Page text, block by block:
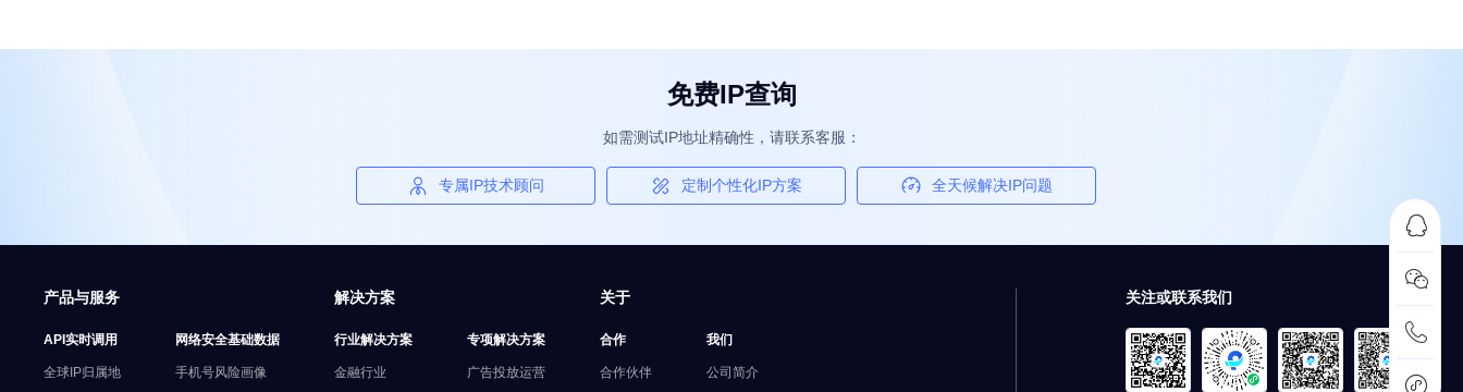
免费IP查询
如需测试IP地址精确性，请联系客服：
专属IP技术顾问 定制个性化IP方案 全天候解决IP问题
产品与服务
API实时调用
全球IP归属地
网络安全基础数据
手机号风险画像
解决方案
行业解决方案
金融行业
专项解决方案
广告投放运营
关于
合作
合作伙伴
我们
公司简介
关注或联系我们



